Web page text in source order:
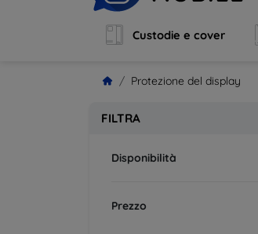
Custodie e cover
Protezione del display
FILTRA
Disponibilità
Prezzo